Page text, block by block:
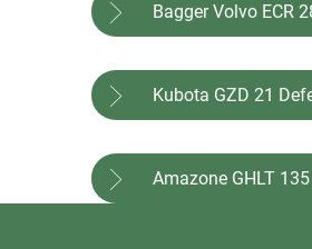
Bagger Volvo ECR
Kubota GZD 21
Amazone GHLT